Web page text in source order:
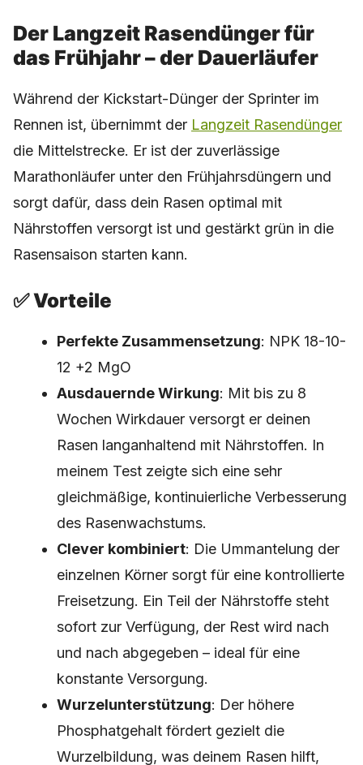
Der Langzeit Rasendünger für
das Frühjahr – der Dauerläufer
Während der Kickstart-Dünger der Sprinter im
Rennen ist, übernimmt der Langzeit Rasendünger
die Mittelstrecke. Er ist der zuverlässige
Marathonläufer unter den Frühjahrsdüngern und
sorgt dafür, dass dein Rasen optimal mit
Nährstoffen versorgt ist und gestärkt grün in die
Rasensaison starten kann.
✅ Vorteile
Perfekte Zusammensetzung: NPK 18-10-
12 +2 MgO
Ausdauernde Wirkung: Mit bis zu 8
Wochen Wirkdauer versorgt er deinen
Rasen langanhaltend mit Nährstoffen. In
meinem Test zeigte sich eine sehr
gleichmäßige, kontinuierliche Verbesserung
des Rasenwachstums.
Clever kombiniert: Die Ummantelung der
einzelnen Körner sorgt für eine kontrollierte
Freisetzung. Ein Teil der Nährstoffe steht
sofort zur Verfügung, der Rest wird nach
und nach abgegeben – ideal für eine
konstante Versorgung.
Wurzelunterstützung: Der höhere
Phosphatgehalt fördert gezielt die
Wurzelbildung, was deinem Rasen hilft,